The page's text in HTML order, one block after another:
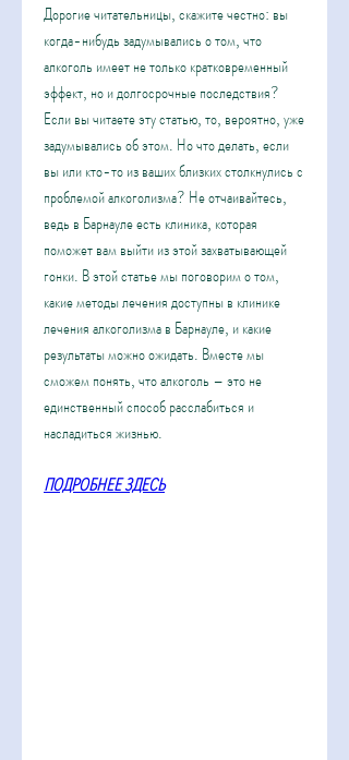
Дорогие читательницы, скажите честно: вы
когда-нибудь задумывались о том, что
алкоголь имеет не только кратковременный
эффект, но и долгосрочные последствия?
Если вы читаете эту статью, то, вероятно, уже
задумывались об этом. Но что делать, если
вы или кто-то из ваших близких столкнулись с
проблемой алкоголизма? Не отчаивайтесь,
ведь в Барнауле есть клиника, которая
поможет вам выйти из этой захватывающей
гонки. В этой статье мы поговорим о том,
какие методы лечения доступны в клинике
лечения алкоголизма в Барнауле, и какие
результаты можно ожидать. Вместе мы
сможем понять, что алкоголь – это не
единственный способ расслабиться и
насладиться жизнью.
ПОДРОБНЕЕ ЗДЕСЬ